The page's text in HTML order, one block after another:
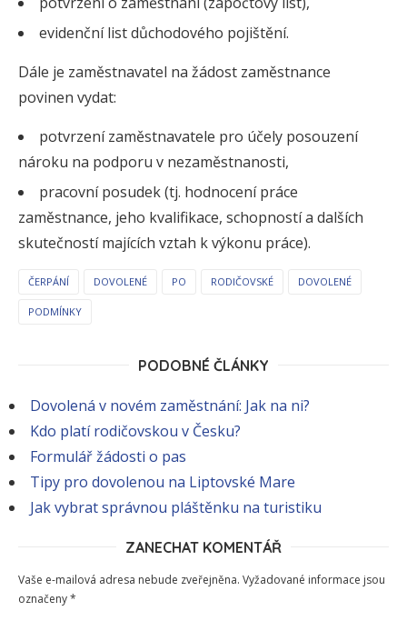
evidenční list důchodového pojištění.
Dále je zaměstnavatel na žádost zaměstnance
povinen vydat:
potvrzení zaměstnavatele pro účely posouzení
nároku na podporu v nezaměstnanosti,
pracovní posudek (tj. hodnocení práce
zaměstnance, jeho kvalifikace, schopností a dalších
skutečností majících vztah k výkonu práce).
ČERPÁNÍ DOVOLENÉ PO RODIČOVSKÉ DOVOLENÉ
PODMÍNKY
PODOBNÉ ČLÁNKY
Dovolená v novém zaměstnání: Jak na ni?
Kdo platí rodičovskou v Česku?
Formulář žádosti o pas
Tipy pro dovolenou na Liptovské Mare
Jak vybrat správnou pláštěnku na turistiku
ZANECHAT KOMENTÁŘ
Vaše e-mailová adresa nebude zveřejněna. Vyžadované informace jsou
označeny*